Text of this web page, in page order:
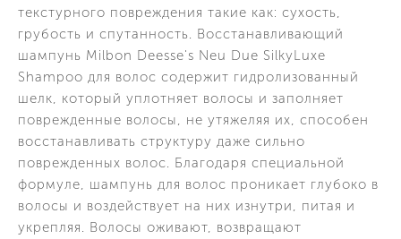
текстурного повреждения такие как: сухость,
грубость и спутанность. Восстанавливающий
шампунь Milbon Deesse's Neu Due SilkyLuxe
Shampoo для волос содержит гидролизованный
шелк, который уплотняет волосы и заполняет
поврежденные волосы, не утяжеляя их, способен
восстанавливать структуру даже сильно
поврежденных волос. Благодаря специальной
формуле, шампунь для волос проникает глубоко в
волосы и воздействует на них изнутри, питая и
укрепляя. Волосы оживают, возвращают